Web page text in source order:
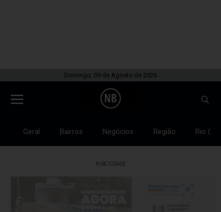
Domingo, 09 de Agosto de 2026
Geral Bairros Negócios Região Rio
PUBLICIDADE